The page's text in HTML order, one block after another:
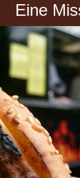
Eine